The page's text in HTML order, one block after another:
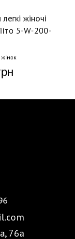
жіночі
5-W-200-
жінок
76а